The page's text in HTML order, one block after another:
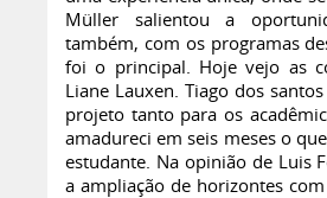
Müller salientou a
também, com os programas
foi o principal. Hoje vejo as
Liane Lauxen. Tiago dos
projeto tanto para os
amadureci em seis meses o
estudante. Na opinião de Luis
a ampliação de horizontes